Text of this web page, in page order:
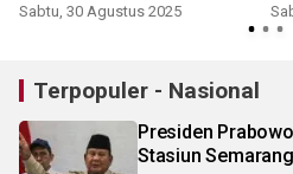
Sabtu, 30 Agustus 2025
Terpopuler - Nasional
Presiden
Stasiun